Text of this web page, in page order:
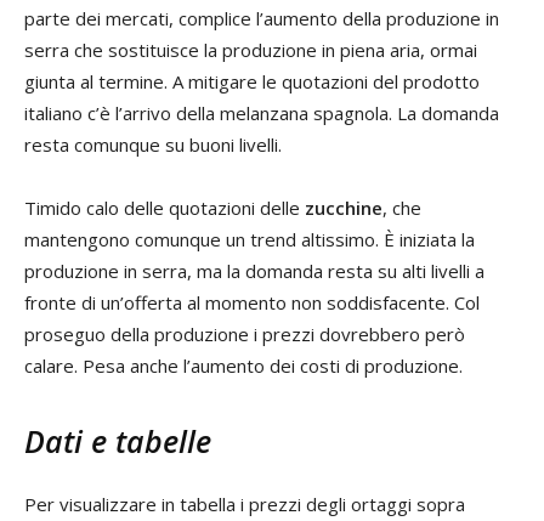
parte dei mercati, complice l’aumento della produzione in
serra che sostituisce la produzione in piena aria, ormai
giunta al termine. A mitigare le quotazioni del prodotto
italiano c’è l’arrivo della melanzana spagnola. La domanda
resta comunque su buoni livelli.
Timido calo delle quotazioni delle zucchine, che
mantengono comunque un trend altissimo. È iniziata la
produzione in serra, ma la domanda resta su alti livelli a
fronte di un’offerta al momento non soddisfacente. Col
proseguo della produzione i prezzi dovrebbero però
calare. Pesa anche l’aumento dei costi di produzione.
Dati e tabelle
Per visualizzare in tabella i prezzi degli ortaggi sopra